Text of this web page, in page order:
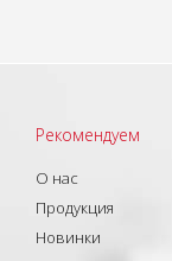
Рекомендуем
О нас
Продукция
Новинки